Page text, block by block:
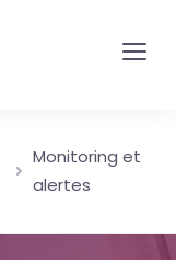
Monitoring et
alertes